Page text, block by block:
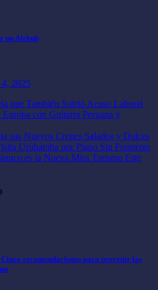
un Airbnb
2025
que También Sufrió Acoso Laboral
con Guitarra Peruana y
sus Nuevos Crepes Salados y Dulces
Urubamba por Piano Sin Fronteras
es la Nueva Miss Turismo Este
recomendaciones para prevenir las